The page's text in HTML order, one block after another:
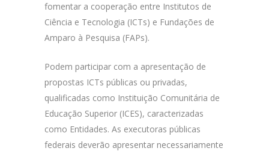
fomentar a cooperação entre Institutos de
Ciência e Tecnologia (ICTs) e Fundações de
Amparo à Pesquisa (FAPs).
Podem participar com a apresentação de
propostas ICTs públicas ou privadas,
qualificadas como Instituição Comunitária de
Educação Superior (ICES), caracterizadas
como Entidades. As executoras públicas
federais deverão apresentar necessariamente